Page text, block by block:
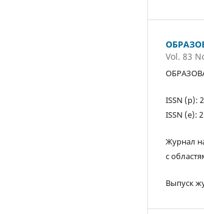
Vol. 83
ISSN (р):
ISSN (е):
Журнал
с
Выпуск